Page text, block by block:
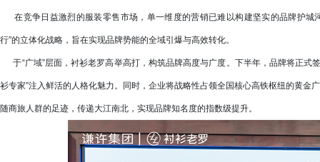
在竞争日益激烈的服装零售市场，单一维度的营销已难以构建坚实的品牌护城
行”的立体化战略，旨在实现品牌势能的全域引爆与高效转化。
于“广域”层面，衬衫老罗高举高打，构筑品牌高度与广度。下半年，品牌将正式
衫专家”注入鲜活的人格化魅力。同时，企业将战略性占领全国核心高铁枢纽的黄金
随商旅人群的足迹，传递大江南北，实现品牌知名度的指数级提升。